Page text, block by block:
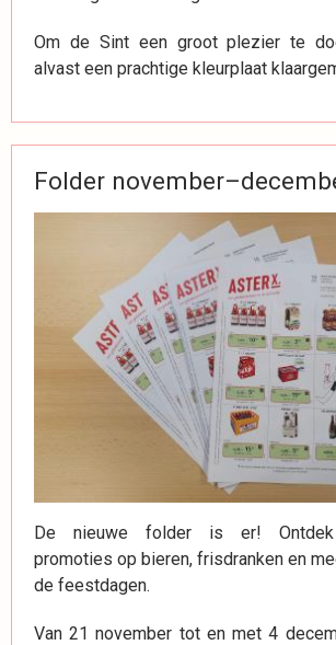
Om de Sint een groot plezier te
alvast een prachtige kleurplaat
Folder
De nieuwe folder is er! Ontdek
promoties op bieren, frisdranken en
de feestdagen.
Van 21 november tot en met 4